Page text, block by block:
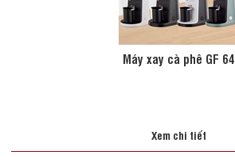
Máy xay cà phê GF 64
Xem chi tiết